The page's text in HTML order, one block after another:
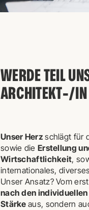
WERDE TEIL
ARCHITEKT-/
Unser Herzschlägt für
sowie die Erstellung
Wirtschaftlichkeit,
internationales,
Unser Ansatz? Vom
nach den
Stärkeaus, sondern